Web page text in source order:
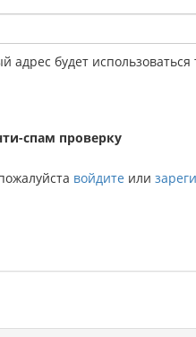
будет
войдите или